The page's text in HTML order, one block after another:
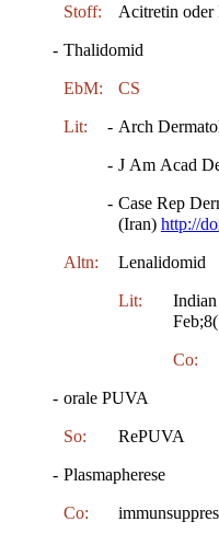
Stoff: Acitretin oder
- Thalidomid
EbM: CS
Lit: - Arch
- J Am Acad
- Case Rep
(Iran) http://
Altn: Lenalidomid
Lit:
Co:
- orale PUVA
So: RePUVA
- Plasmapherese
Co: